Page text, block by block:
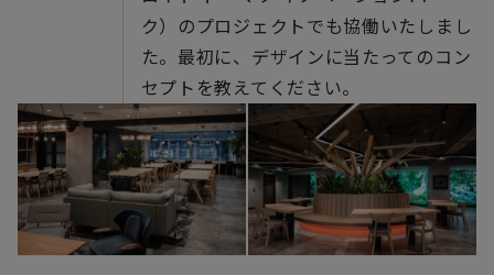
ク）のプロジェクトでも協働いたしまし
た。最初に、デザインに当たってのコン
セプトを教えてください。